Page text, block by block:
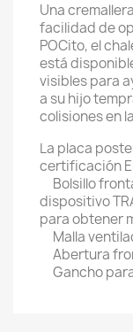
Una
facilidad de
POCito, el
está
visibles para
a su hijo
colisiones en
La placa
certificación
Bolsillo
dispositivo
para obtener
Malla
Abertura
Gancho